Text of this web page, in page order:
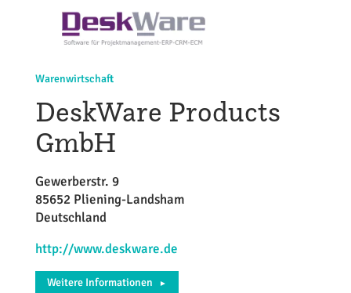
Warenwirtschaft
DeskWare Products
GmbH
Gewerberstr. 9
85652 Pliening-Landsham
Deutschland
http://www.deskware.de
Weitere Informationen ►